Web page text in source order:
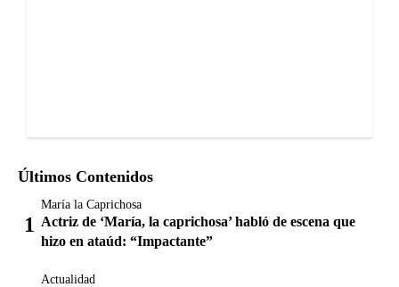
Últimos Contenidos
María la Caprichosa
Actriz de ‘María, la caprichosa’ habló de escena que
hizo en ataúd: “Impactante”
Actualidad